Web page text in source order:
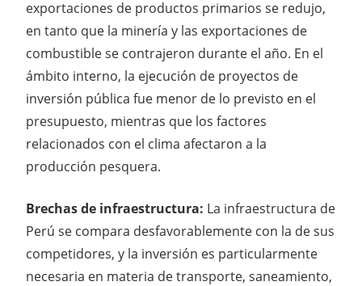
exportaciones de productos primarios se redujo,
en tanto que la minería y las exportaciones de
combustible se contrajeron durante el año. En el
ámbito interno, la ejecución de proyectos de
inversión pública fue menor de lo previsto en el
presupuesto, mientras que los factores
relacionados con el clima afectaron a la
producción pesquera.
Brechas de infraestructura: La infraestructura de
Perú se compara desfavorablemente con la de sus
competidores, y la inversión es particularmente
necesaria en materia de transporte, saneamiento,